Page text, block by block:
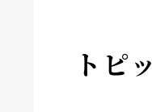
トピ